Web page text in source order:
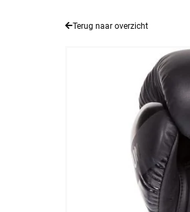
Terug naar overzicht